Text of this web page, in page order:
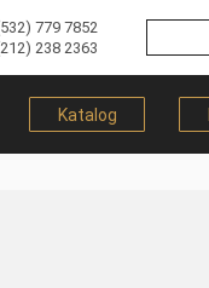
779 7852
238 2363
Katalog